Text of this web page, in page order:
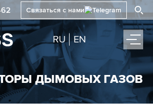
Связаться с нами
RU EN
ДЫМОВЫХ ГАЗОВ